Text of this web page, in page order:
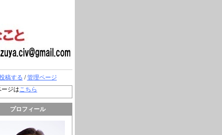
稿する /管理ページ
ジはこちら
プロフィール